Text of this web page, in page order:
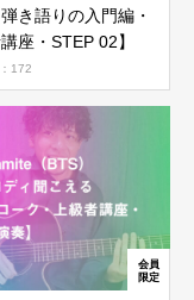
き語りの入門編・
座・STEP 02】
172
ださい